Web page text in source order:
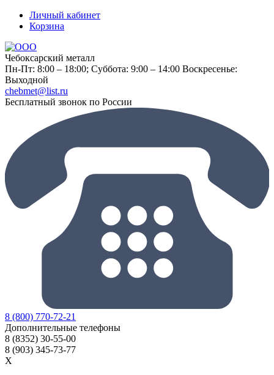
Личный кабинет
Корзина
Чебоксарский металл
Пн-Пт: 8:00 – 18:00; Суббота: 9:00 – 14:00 Воскресенье:
Выходной
chebmet@list.ru
Бесплатный звонок по России
8 (800) 770-72-21
Дополнительные телефоны
8 (8352) 30-55-00
8 (903) 345-73-77
X